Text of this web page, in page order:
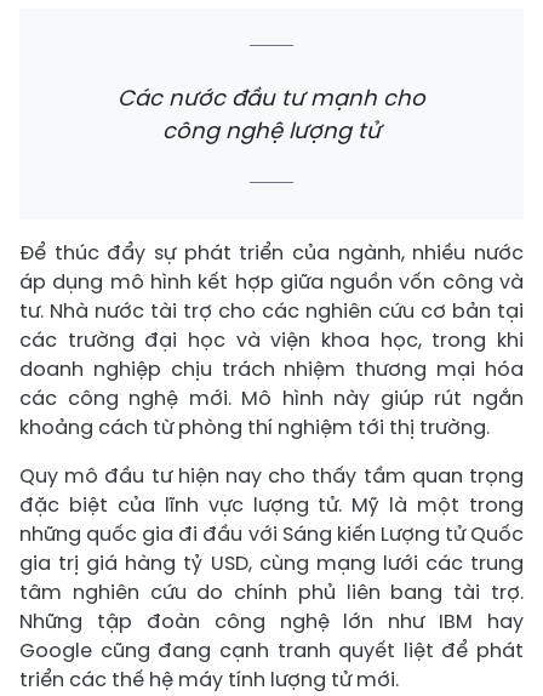
Các nước đầu tư mạnh cho
công nghệ lượng tử
Để thúc đẩy sự phát triển của ngành, nhiều nước
áp dụng mô hình kết hợp giữa nguồn vốn công và
tư. Nhà nước tài trợ cho các nghiên cứu cơ bản tại
các trường đại học và viện khoa học, trong khi
doanh nghiệp chịu trách nhiệm thương mại hóa
các công nghệ mới. Mô hình này giúp rút ngắn
khoảng cách từ phòng thí nghiệm tới thị trường.
Quy mô đầu tư hiện nay cho thấy tầm quan trọng
đặc biệt của lĩnh vực lượng tử. Mỹ là một trong
những quốc gia đi đầu với Sáng kiến Lượng tử Quốc
gia trị giá hàng tỷ USD, cùng mạng lưới các trung
tâm nghiên cứu do chính phủ liên bang tài trợ.
Những tập đoàn công nghệ lớn như IBM hay
Google cũng đang cạnh tranh quyết liệt để phát
triển các thế hệ máy tính lượng tử mới.